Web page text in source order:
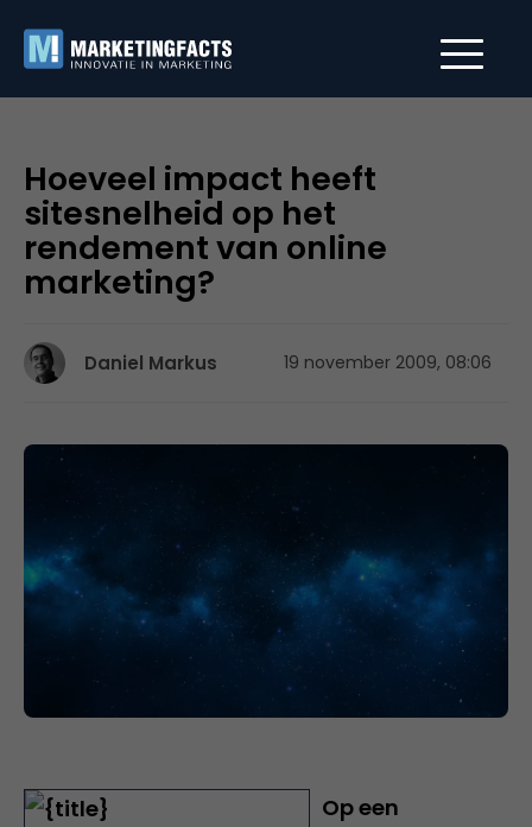
Hoeveel impact heeft
sitesnelheid op het
rendement van online
marketing?
Daniel Markus 19 november 2009, 08:06
Op een